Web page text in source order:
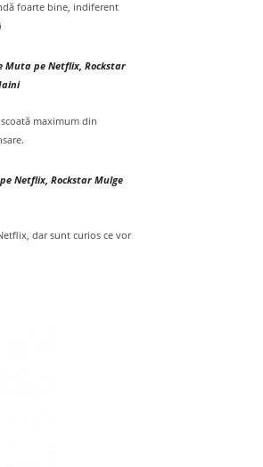
foarte bine, indiferent
Muta pe Netflix, Rockstar
scoată maximum din
Netflix, Rockstar Mulge
dar sunt curios ce vor